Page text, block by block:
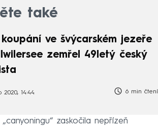
také
koupání ve švýcarském jezeře
zemřel 49letý český
2020, 14:44 6 min čtení
zaskočila nepřízeň